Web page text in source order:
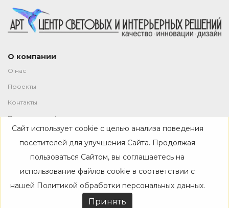
О компании
О нас
Проекты
Контакты
Политика конфиденциальности
Магазин
Каталог
Дизайнерам
Акции
Сайт использует cookie с целью анализа поведения
посетителей для улучшения Сайта. Продолжая
пользоваться Сайтом, вы соглашаетесь на
использование файлов cookie в соответствии с
нашей Политикой обработки персональных данных.
Принять